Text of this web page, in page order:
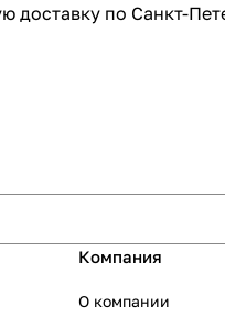
по Санкт-
Компания
О компании